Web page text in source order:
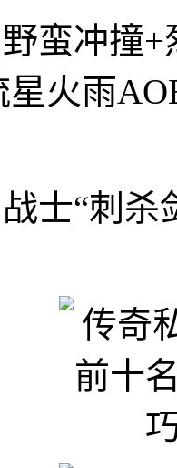
蛮冲撞
星火雨
士“刺